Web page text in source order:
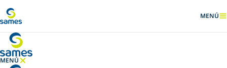
MENÚ
MENÚ
OCULTAR MENÚ